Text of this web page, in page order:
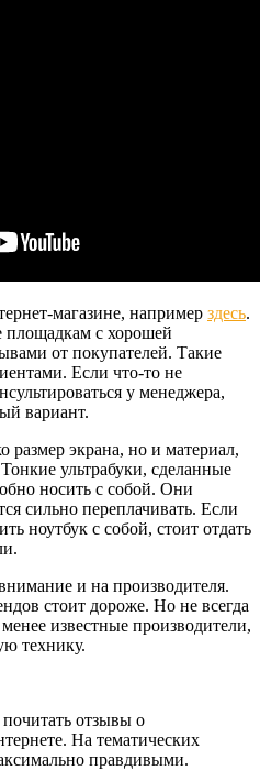
магазине, например здесь.
площадкам с хорошей
от покупателей. Такие
Если что-то не
у менеджера,
вариант.
размер экрана, но и материал,
ультрабуки, сделанные
носить с собой. Они
сильно переплачивать. Если
ноутбук с собой, стоит отдать
и на производителя.
стоит дороже. Но не всегда
известные производители,
технику.
отзывы о
На тематических
правдивыми.